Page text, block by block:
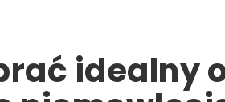
idealny